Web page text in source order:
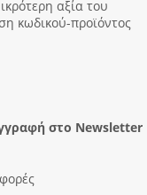
αξία του
κωδικού-προϊόντος
στο Newsletter